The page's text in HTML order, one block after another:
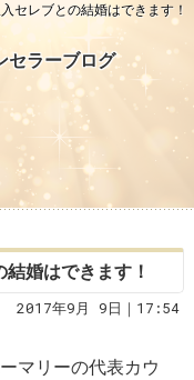
セレブとの結婚はできます！
セラーブログ
婚はできます！
2017年9月 9日｜17:54
マリーの代表カウ